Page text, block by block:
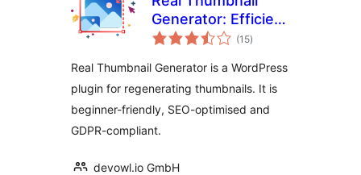
Generator: Efficient
regeneration of
sizes
(15საერთო
რეიტინგი
)
Real Thumbnail Generator is a WordPress
plugin for regenerating thumbnails. It is
beginner-friendly, SEO-optimised and
GDPR-compliant.
devowl.io GmbH